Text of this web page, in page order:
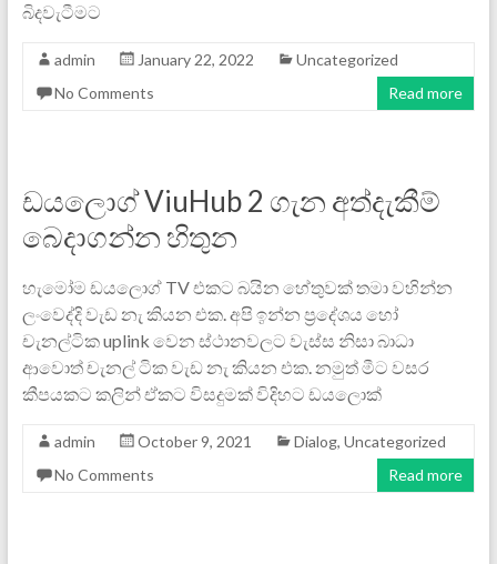
බිදවැටීමට
admin January 22, 2022
Uncategorized
No Comments
Read more
ඩයලොග් ViuHub 2 ගැන අත්දැකීම්
බෙදාගන්න හිතුන
හැමෝම ඩයලොග් TV එකට බයින හේතුවක් තමා වහින්න
ලංවෙද්දි වැඩ නැ කියන එක. අපි ඉන්න ප්‍රදේශය හෝ
චැනල්ටික uplink වෙන ස්ථානවලට වැස්ස නිසා බාධා
ආවොත් චැනල් ටික වැඩ නැ කියන එක. නමුත් මීට වසර
කීපයකට කලින් ඒකට විසදුමක් විදිහට ඩයලොක්
admin October 9, 2021 Dialog, Uncategorized
No Comments
Read more